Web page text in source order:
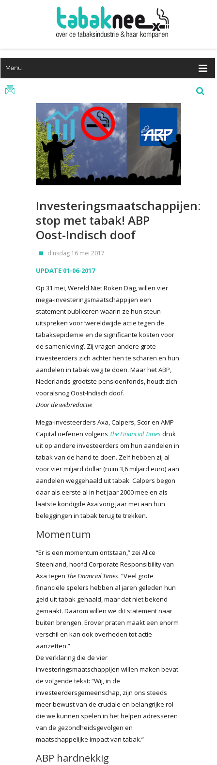
Menu
Investeringsmaatschappijen:
stop met tabak! ABP
Oost-Indisch doof
dinsdag 16 mei 2017
UPDATE 01-06-2017
Op 31 mei, Wereld Niet Roken Dag, willen vier
mega-investeringsmaatschappijen een
statement publiceren waarin ze hun steun
uitspreken voor ‘wereldwijde actie tegen de
tabaksepidemie en de significante kosten voor
de samenleving’. Zij vragen andere grote
investeerders zich achter hen te scharen en hun
aandelen in tabak weg te doen. Maar het ABP,
Nederlands grootste pensioenfonds, houdt zich
vooralsnog Oost-Indisch doof.
Door de webredactie
Mega-investeerders Axa, Calpers, Scor en AMP
Capital oefenen volgens The Financial Timesdruk
uit op andere investeerders om hun aandelen in
tabak van de hand te doen. Zelf hebben zij al
voor vier miljard dollar (ruim 3,6 miljard euro) aan
aandelen weggehaald uit tabak. Calpers begon
daar als eerste al in het jaar 2000 mee en als
laatste kondigde Axa vorig jaar mei aan hun
beleggingen in tabak terug te trekken.
Momentum
“Er is een momentum ontstaan,” zei Alice
Steenland, hoofd Corporate Responsibility van
Axa tegen The Financial Times. “Veel grote
financiële spelers hebben al jaren geleden hun
geld uit tabak gehaald, maar dat niet bekend
gemaakt. Daarom willen we dit statement naar
buiten brengen. Erover praten maakt een enorm
verschil en kan ook overheden tot actie
aanzetten.”
De verklaring die de vier
investeringsmaatschappijen willen maken bevat
de volgende tekst: “Wij, in de
investeerdersgemeenschap, zijn ons steeds
meer bewust van de cruciale en belangrijke rol
die we kunnen spelen in het helpen adresseren
van de gezondheidsgevolgen en
maatschappelijke impact van tabak.”
ABP hardnekkig